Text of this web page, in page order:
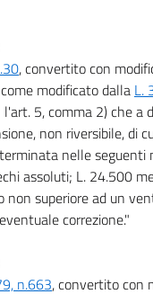
, convertito con
modificato dalla L.
5, comma 2) che a
non riversibile, di
nelle seguenti
assoluti; L. 24.500
non superiore ad un
correzione."
n.663, convertito con